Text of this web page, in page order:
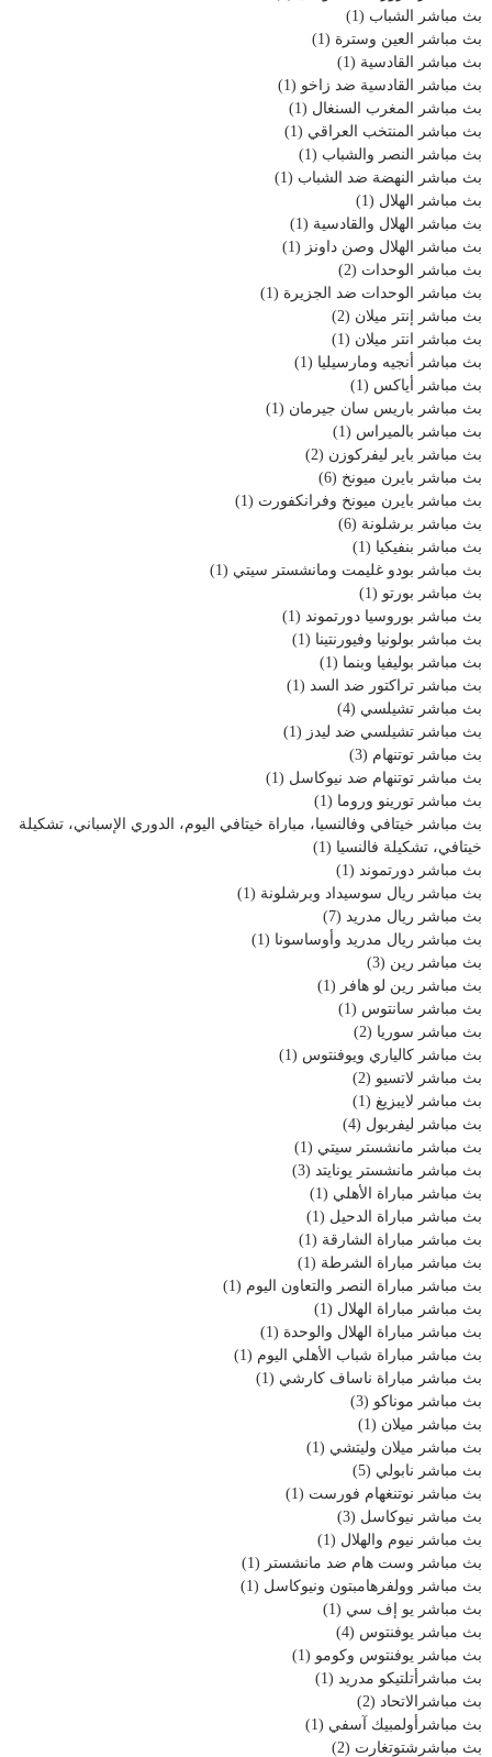
بث مباشر الشباب (1)
بث مباشر العين وسترة (1)
بث مباشر القادسية (1)
بث مباشر القادسية ضد زاخو (1)
بث مباشر المغرب السنغال (1)
بث مباشر المنتخب العراقي (1)
بث مباشر النصر والشباب (1)
بث مباشر النهضة ضد الشباب (1)
بث مباشر الهلال (1)
بث مباشر الهلال والقادسية (1)
بث مباشر الهلال وصن داونز (1)
بث مباشر الوحدات (2)
بث مباشر الوحدات ضد الجزيرة (1)
بث مباشر إنتر ميلان (2)
بث مباشر انتر ميلان (1)
بث مباشر أنجيه ومارسيليا (1)
بث مباشر أياكس (1)
بث مباشر باريس سان جيرمان (1)
بث مباشر بالميراس (1)
بث مباشر باير ليفركوزن (2)
بث مباشر بايرن ميونخ (6)
بث مباشر بايرن ميونخ وفرانكفورت (1)
بث مباشر برشلونة (6)
بث مباشر بنفيكيا (1)
بث مباشر بودو غليمت ومانشستر سيتي (1)
بث مباشر بورتو (1)
بث مباشر بوروسيا دورتموند (1)
بث مباشر بولونيا وفيورنتينا (1)
بث مباشر بوليفيا وبنما (1)
بث مباشر تراكتور ضد السد (1)
بث مباشر تشيلسي (4)
بث مباشر تشيلسي ضد ليدز (1)
بث مباشر توتنهام (3)
بث مباشر توتنهام ضد نيوكاسل (1)
بث مباشر تورينو وروما (1)
بث مباشر خيتافي وفالنسيا، مباراة خيتافي اليوم، الدوري الإسباني، تشكيلة
خيتافي، تشكيلة فالنسيا (1)
بث مباشر دورتموند (1)
بث مباشر ريال سوسيداد وبرشلونة (1)
بث مباشر ريال مدريد (7)
بث مباشر ريال مدريد وأوساسونا (1)
بث مباشر رين (3)
بث مباشر رين لو هافر (1)
بث مباشر سانتوس (1)
بث مباشر سوريا (2)
بث مباشر كالياري ويوفنتوس (1)
بث مباشر لاتسيو (2)
بث مباشر لايبزيغ (1)
بث مباشر ليفربول (4)
بث مباشر مانشستر سيتي (1)
بث مباشر مانشستر يونايتد (3)
بث مباشر مباراة الأهلي (1)
بث مباشر مباراة الدحيل (1)
بث مباشر مباراة الشارقة (1)
بث مباشر مباراة الشرطة (1)
بث مباشر مباراة النصر والتعاون اليوم (1)
بث مباشر مباراة الهلال (1)
بث مباشر مباراة الهلال والوحدة (1)
بث مباشر مباراة شباب الأهلي اليوم (1)
بث مباشر مباراة ناساف كارشي (1)
بث مباشر موناكو (3)
بث مباشر ميلان (1)
بث مباشر ميلان وليتشي (1)
بث مباشر نابولي (5)
بث مباشر نوتنغهام فورست (1)
بث مباشر نيوكاسل (3)
بث مباشر نيوم والهلال (1)
بث مباشر وست هام ضد مانشستر (1)
بث مباشر وولفرهامبتون ونيوكاسل (1)
بث مباشر يو إف سي (1)
بث مباشر يوفنتوس (4)
بث مباشر يوفنتوس وكومو (1)
بث مباشرأتلتيكو مدريد (1)
بث مباشرالاتحاد (2)
بث مباشرأولمبيك آسفي (1)
بث مباشرشتوتغارت (2)